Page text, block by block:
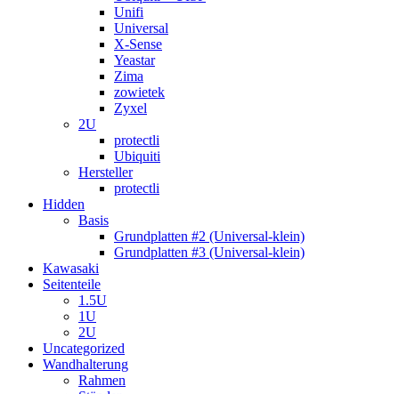
Unifi
Universal
X-Sense
Yeastar
Zima
zowietek
Zyxel
2U
protectli
Ubiquiti
Hersteller
protectli
Hidden
Basis
Grundplatten #2 (Universal-klein)
Grundplatten #3 (Universal-klein)
Kawasaki
Seitenteile
1.5U
1U
2U
Uncategorized
Wandhalterung
Rahmen